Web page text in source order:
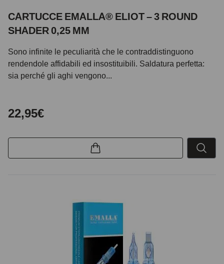
CARTUCCE EMALLA® ELIOT – 3 ROUND
SHADER 0,25 MM
Sono infinite le peculiarità che le contraddistinguono
rendendole affidabili ed insostituibili. Saldatura perfetta:
sia perché gli aghi vengono...
22,95€